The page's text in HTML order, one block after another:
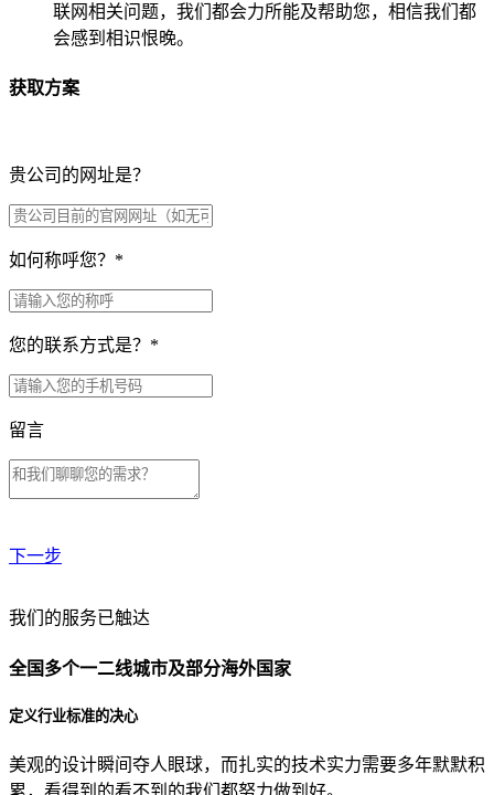
联网相关问题，我们都会力所能及帮助您，相信我们都
会感到相识恨晚。
获取方案
贵公司的网址是？
如何称呼您？ *
您的联系方式是？ *
留言
下一步
贵公司预算范围是？
贵公司的团队规模是？
目前主要的营销渠道是？
我们的服务已触达
全国多个一二线城市及部分海外国家
定义行业标准的决心
美观的设计瞬间夺人眼球，而扎实的技术实力需要多年默默积
累，看得到的看不到的我们都努力做到好。